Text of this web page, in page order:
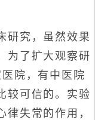
究，虽然效果
为了扩大观察研
院，有中医院
较可信的。实验
失常的作用，